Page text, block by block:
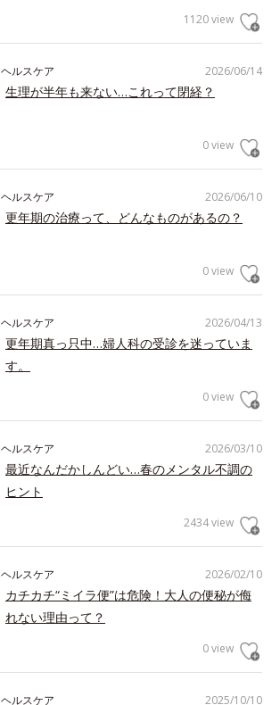
1120 view
2026/06/14
ヘルスケア
生理が半年も来ない…これって閉経？
0 view
2026/06/10
ヘルスケア
更年期の治療って、どんなものがあるの？
0 view
2026/04/13
ヘルスケア
更年期真っ只中…婦人科の受診を迷っていま
す。
0 view
2026/03/10
ヘルスケア
最近なんだかしんどい…春のメンタル不調の
ヒント
2434 view
2026/02/10
ヘルスケア
カチカチ“ミイラ便”は危険！大人の便秘が侮
れない理由って？
0 view
2025/10/10
ヘルスケア